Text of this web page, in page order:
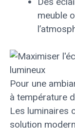
meuble
Pour une
à température
Les luminaires
solution